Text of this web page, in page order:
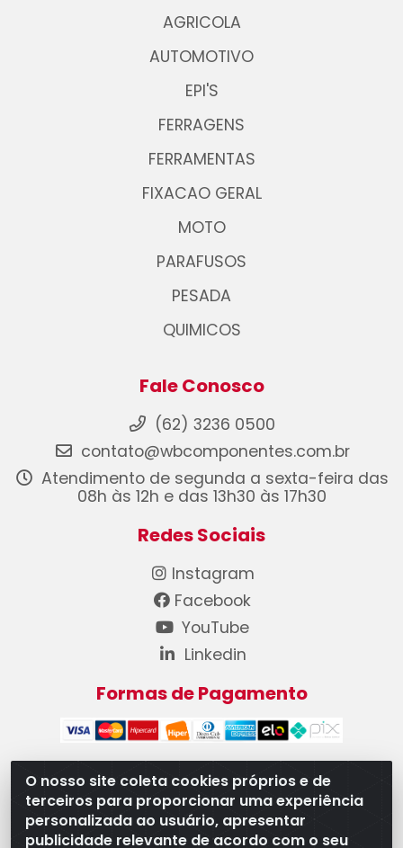
O nosso site coleta cookies próprios e de
terceiros para proporcionar uma experiência
personalizada ao usuário, apresentar
publicidade relevante de acordo com o seu
AGRICOLA
AUTOMOTIVO
EPI'S
FERRAGENS
FERRAMENTAS
FIXACAO GERAL
MOTO
PARAFUSOS
PESADA
QUIMICOS
Fale Conosco
(62) 3236 0500
contato@wbcomponentes.com.br
Atendimento de segunda a sexta-feira das
08h às 12h e das 13h30 às 17h30
Redes Sociais
Instagram
Facebook
YouTube
Linkedin
Formas de Pagamento
WB Componentes Automotivos LTDA - CNPJ
08.528.393/0001-12 - Rua do Níquel, 667 - Parque
Oeste Industrial, Goiânia/GO - CEP 74375-660